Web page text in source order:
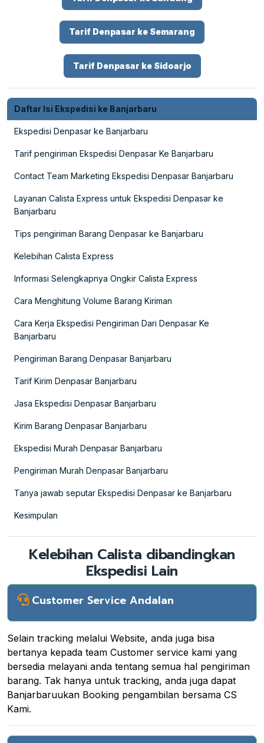
Tarif Denpasar ke Semarang
Tarif Denpasar ke Sidoarjo
Daftar Isi Ekspedisi ke Banjarbaru
Ekspedisi Denpasar ke Banjarbaru
Tarif pengiriman Ekspedisi Denpasar Ke Banjarbaru
Contact Team Marketing Ekspedisi Denpasar Banjarbaru
Layanan Calista Express untuk Ekspedisi Denpasar ke
Banjarbaru
Tips pengiriman Barang Denpasar ke Banjarbaru
Kelebihan Calista Express
Informasi Selengkapnya Ongkir Calista Express
Cara Menghitung Volume Barang Kiriman
Cara Kerja Ekspedisi Pengiriman Dari Denpasar Ke
Banjarbaru
Pengiriman Barang Denpasar Banjarbaru
Tarif Kirim Denpasar Banjarbaru
Jasa Ekspedisi Denpasar Banjarbaru
Kirim Barang Denpasar Banjarbaru
Ekspedisi Murah Denpasar Banjarbaru
Pengiriman Murah Denpasar Banjarbaru
Tanya jawab seputar Ekspedisi Denpasar ke Banjarbaru
Kesimpulan
Kelebihan Calista dibandingkan
Ekspedisi Lain
Customer Service Andalan
Selain tracking melalui Website, anda juga bisa
bertanya kepada team Customer service kami yang
bersedia melayani anda tentang semua hal pengiriman
barang. Tak hanya untuk tracking, anda juga dapat
Banjarbaruukan Booking pengambilan bersama CS
Kami.